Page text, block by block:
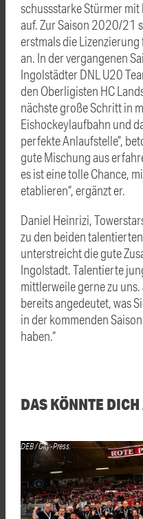
schussstarke Stürmer
auf. Zur Saison 2020/21
erstmals die
an. In der vergangenen
Ingolstädter DNL U20
den Oberligisten HC
nächste große Schritt in
Eishockeylaufbahn und
perfekte Anlaufstelle”,
gute Mischung aus
es ist eine tolle Chance,
etablieren“, ergänzt er.
Daniel Heinrizi,
zu den beiden
unterstreicht die gute
Ingolstadt. Talentierte
mittlerweile gerne zu
bereits angedeutet, was
in der kommenden
haben.“
DAS KÖNNTE
DEB / City-Press.